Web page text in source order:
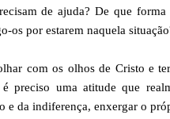
de ajuda? De que
os por estarem naquela
com os olhos de Cristo e
preciso uma atitude que
da indiferença, enxergar o